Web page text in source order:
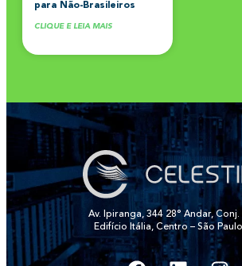
para Não-Brasileiros
CLIQUE E LEIA MAIS
Av. Ipiranga, 344 28° Andar, Conj.
Edifício Itália, Centro – São